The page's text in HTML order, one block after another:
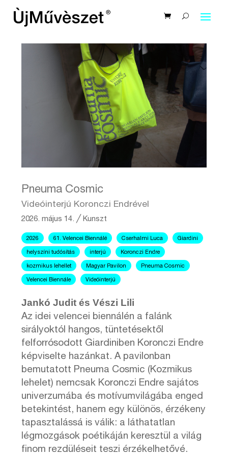
Pneuma Cosmic
Videóinterjú Koronczi Endrével
2026. május 14. ╱ Kunszt
2026 61. Velencei Biennálé Cserhalmi Luca Giardini
helyszíni tudósítás interjú Koronczi Endre
kozmikus lehellet Magyar Pavilon Pneuma Cosmic
Velencei Biennále Videóinterjú
Jankó Judit és Vészi Lili
Az idei velencei biennálén a falánk
sirályoktól hangos, tüntetésektől
felforrósodott Giardiniben Koronczi Endre
képviselte hazánkat. A pavilonban
bemutatott Pneuma Cosmic (Kozmikus
lehelet) nemcsak Koronczi Endre sajátos
univerzumába és motívumvilágába enged
betekintést, hanem egy különös, érzékeny
tapasztalássá is válik: a láthatatlan
légmozgások poétikáján keresztül a világ
finom rezdüléseit teszi érzékelhetővé.